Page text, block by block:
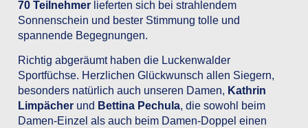
70 Teilnehmer lieferten sich bei strahlendem
Sonnenschein und bester Stimmung tolle und
spannende Begegnungen.
Richtig abgeräumt haben die Luckenwalder
Sportfüchse. Herzlichen Glückwunsch allen Siegern,
besonders natürlich auch unseren Damen, Kathrin
Limpächer und Bettina Pechula, die sowohl beim
Damen-Einzel als auch beim Damen-Doppel einen